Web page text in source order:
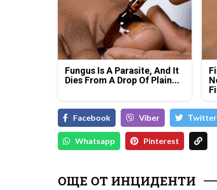
Fungus Is A Parasite, And It
Dies From A Drop Of Plain...
Facebook Viber Тwitter
Whatsapp Pinterest
ОЩЕ ОТ ИНЦИДЕНТИ